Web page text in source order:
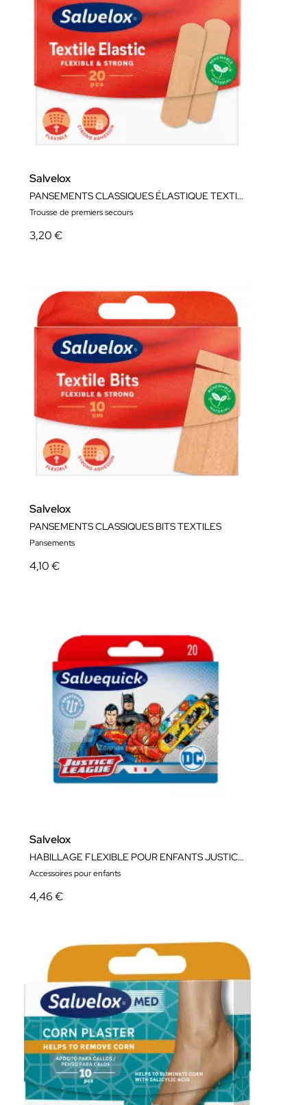
Salvelox
PANSEMENTS CLASSIQUES ÉLASTIQUE TEXTILE
Trousse de premiers secours
3,20 €
Salvelox
PANSEMENTS CLASSIQUES BITS TEXTILES
Pansements
4,10 €
Salvelox
HABILLAGE FLEXIBLE POUR ENFANTS JUSTICE LEAGUE
Accessoires pour enfants
4,46 €